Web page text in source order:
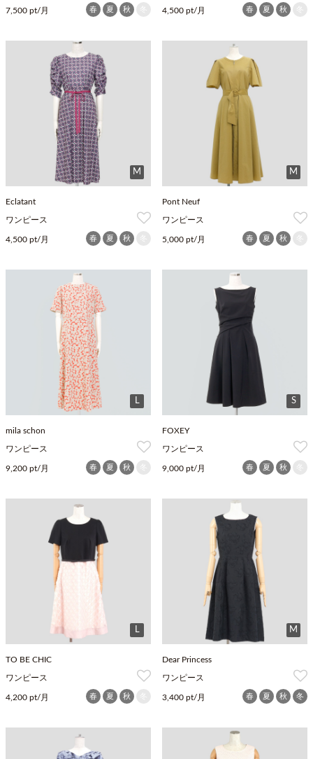
7,500 pt/月 春 夏 秋 4,500 pt/月 春 夏 秋
M
Eclatant
ワンピース
4,500 pt/月 春 夏 秋
M
Pont Neuf
ワンピース
5,000 pt/月 春 夏 秋
L
mila schon
ワンピース
9,200 pt/月 春 夏 秋
S
FOXEY
ワンピース
9,000 pt/月 春 夏 秋
L
TO BE CHIC
ワンピース
4,200 pt/月 春 夏 秋
M
Dear Princess
ワンピース
3,400 pt/月 春 夏 秋 冬